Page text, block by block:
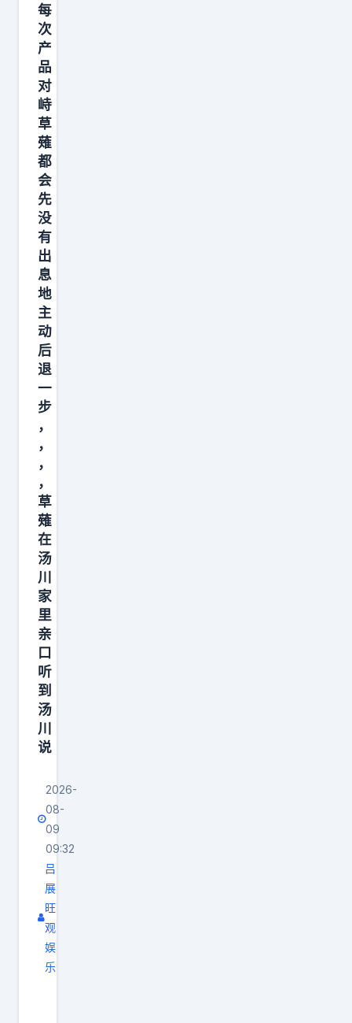
到
主
攻
区
的
概
率
也
会
增
大
。
简
而
言
之
不
管
开
在
哪
里
都
会
有
利
的
争
夺
票
仓
。
同
时
大
只
要
能
飞
证
，
是
一
c
o
s
每
次
产
品
对
峙
草
薙
都
会
先
没
有
出
息
地
主
动
后
退
一
步
，
，
，
，
草
薙
在
汤
川
家
里
亲
口
听
到
汤
川
说
2026-
08-
09
09:32
吕
展
旺
观
娱
乐